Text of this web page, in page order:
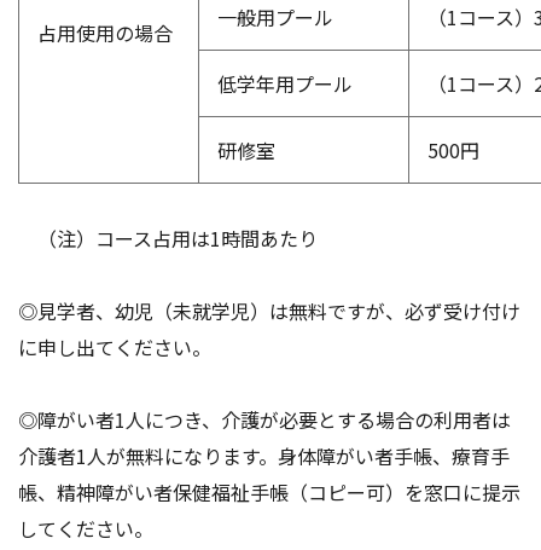
占用使用の場合
一般用プール （1コース
低学年用プール （1コース
研修室 500円
（注）コース占用は1時間あたり
◎見学者、幼児（未就学児）は無料ですが、必ず受け付け
に申し出てください。
◎障がい者1人につき、介護が必要とする場合の利用者は
介護者1人が無料になります。身体障がい者手帳、療育手
帳、精神障がい者保健福祉手帳（コピー可）を窓口に提示
してください。